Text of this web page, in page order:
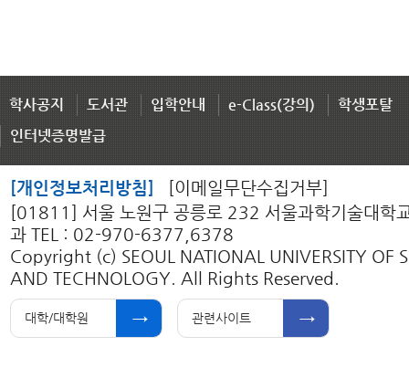
학사공지 도서관 입학안내 e-Class(강의)
학생포탈
인터넷증명발급
[개인정보처리방침]
[이메일무단수집거부]
[01811] 서울 노원구 공릉로 232 서울과학기술대학
과 TEL : 02-970-6377,6378
Copyright (c) SEOUL NATIONAL UNIVERSITY OF
AND TECHNOLOGY. All Rights Reserved.
대학/대학원 관련사이트